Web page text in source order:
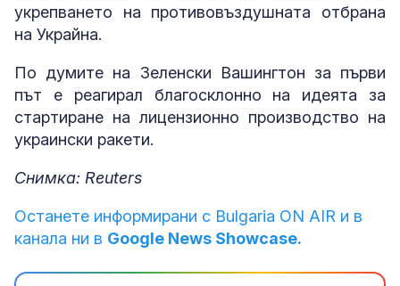
укрепването на противовъздушната отбрана
на Украйна.
По думите на Зеленски Вашингтон за първи
път е реагирал благосклонно на идеята за
стартиране на лицензионно производство на
украински ракети.
Снимка: Reuters
Останете информирани с Bulgaria ON AIR и в
канала ни в Google News Showcase.